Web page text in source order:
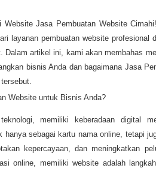
Website Jasa Pembuatan Website
layanan pembuatan website profesional
Dalam artikel ini, kami akan membahas
bisnis Anda dan bagaimana Jasa
Website untuk Bisnis Anda?
memiliki keberadaan digital
hanya sebagai kartu nama online, tetapi
kepercayaan, dan meningkatkan
online, memiliki website adalah